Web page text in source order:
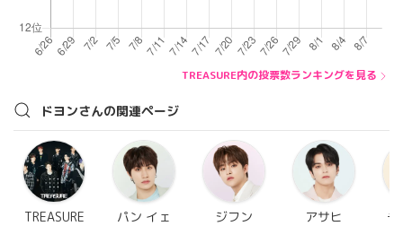
TREASURE内の投票数ランキングを見る
ドヨンさんの関連ページ
TREASURE
パン イェ
ジフン アサヒ
チ